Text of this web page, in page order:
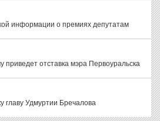
информации о премиях депутатам
приведет отставка мэра Первоуральска
главу Удмуртии Бречалова